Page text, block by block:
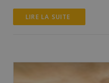
LIRE LA SUITE